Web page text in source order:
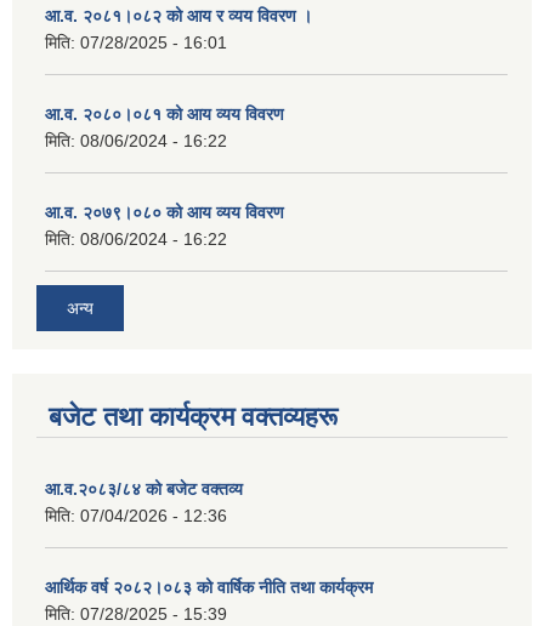
आ.व. २०८१।०८२ को आय र व्यय विवरण ।
मिति: 07/28/2025 - 16:01
आ.व. २०८०।०८१ को आय व्यय विवरण
मिति: 08/06/2024 - 16:22
आ.व. २०७९।०८० को आय व्यय विवरण
मिति: 08/06/2024 - 16:22
अन्य
बजेट तथा कार्यक्रम वक्तव्यहरू
आ.व.२०८३/८४ को बजेट वक्तव्य
मिति: 07/04/2026 - 12:36
आर्थिक वर्ष २०८२।०८३ को वार्षिक नीति तथा कार्यक्रम
मिति: 07/28/2025 - 15:39